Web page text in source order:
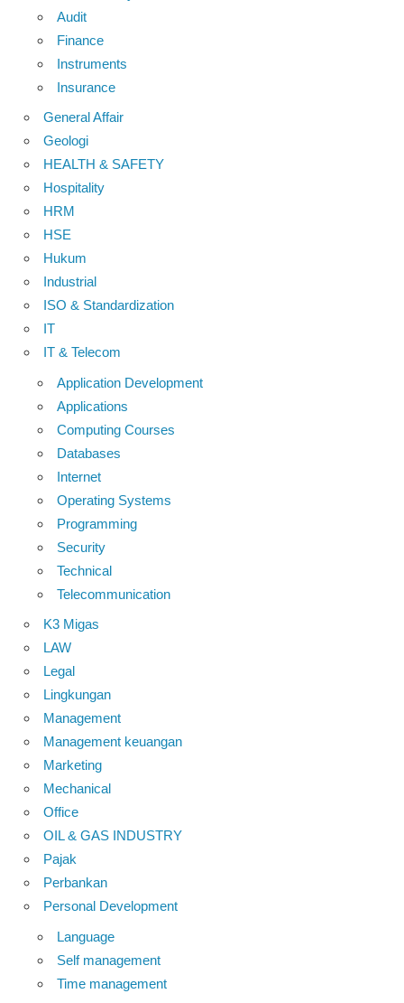
Audit
Finance
Instruments
Insurance
General Affair
Geologi
HEALTH & SAFETY
Hospitality
HRM
HSE
Hukum
Industrial
ISO & Standardization
IT
IT & Telecom
Application Development
Applications
Computing Courses
Databases
Internet
Operating Systems
Programming
Security
Technical
Telecommunication
K3 Migas
LAW
Legal
Lingkungan
Management
Management keuangan
Marketing
Mechanical
Office
OIL & GAS INDUSTRY
Pajak
Perbankan
Personal Development
Language
Self management
Time management